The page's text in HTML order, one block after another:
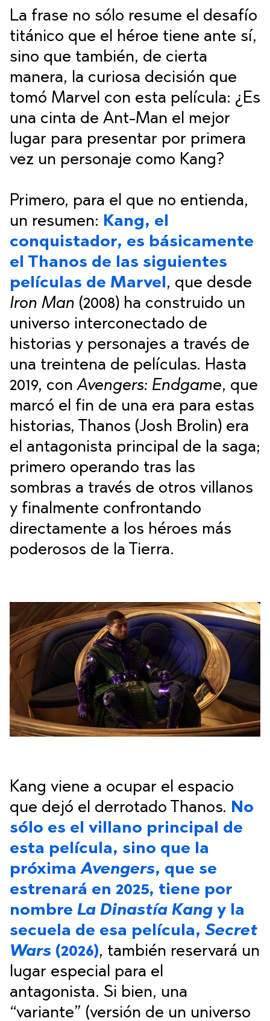
La frase no sólo resume el desafío
titánico que el héroe tiene ante sí,
sino que también, de cierta
manera, la curiosa decisión que
tomó Marvel con esta película: ¿Es
una cinta de Ant-Man el mejor
lugar para presentar por primera
vez un personaje como Kang?
Primero, para el que no entienda,
un resumen: Kang, el
conquistador, es básicamente
el Thanos de las siguientes
películas de Marvel, que desde
Iron Man (2008) ha construido un
universo interconectado de
historias y personajes a través de
una treintena de películas. Hasta
2019, conAvengers: Endgame, que
marcó el fin de una era para estas
historias, Thanos (Josh Brolin) era
el antagonista principal de la saga;
primero operando tras las
sombras a través de otros villanos
y finalmente confrontando
directamente a los héroes más
poderosos de la Tierra.
Kang viene a ocupar el espacio
que dejó el derrotado Thanos. No
sólo es el villano principal de
esta película, sino que la
próximaAvengers, que se
estrenará en 2025, tiene por
nombre La Dinastía Kang y la
secuela de esa película, Secret
Wars (2026), también reservará un
lugar especial para el
antagonista. Si bien, una
“variante” (versión de un universo